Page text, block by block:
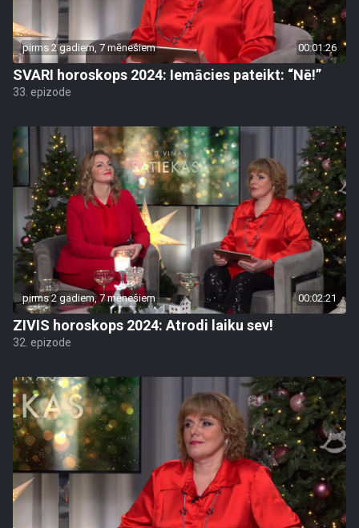
pirms 2 gadiem, 7 mēnešiem 00:01:26
SVARI horoskops 2024: Iemācies pateikt: “Nē!”
33. epizode
pirms 2 gadiem, 7 mēnešiem 00:02:21
ZIVIS horoskops 2024: Atrodi laiku sev!
32. epizode